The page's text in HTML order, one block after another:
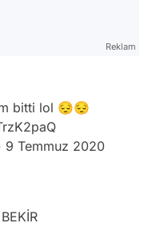
Reklam
bitti lol 😔😔
9 Temmuz 2020